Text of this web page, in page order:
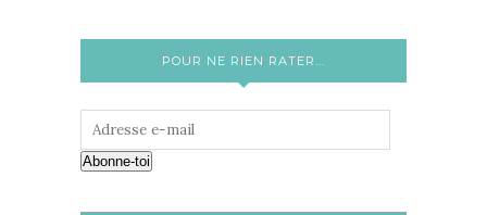
POUR NE RIEN RATER...
Abonne-toi